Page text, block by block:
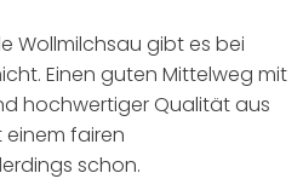
Wollmilchsau gibt es bei
Einen guten Mittelweg mit
hochwertiger Qualität aus
fairen
schon.